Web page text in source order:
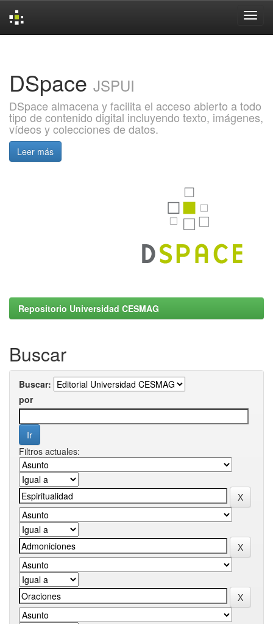
DSpace JSPUI
DSpace almacena y facilita el acceso abierto a todo
tipo de contenido digital incluyendo texto, imágenes,
vídeos y colecciones de datos.
Leer más
Repositorio Universidad CESMAG
Buscar
Buscar:
por
Filtros actuales: